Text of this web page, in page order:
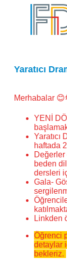
Yaratıcı
Merhabalar
YENİ
Yaratıcı
haftada
Değerler
beden
dersleri
Gala-
Linkden
Öğrenci
detaylar
bekleriz.